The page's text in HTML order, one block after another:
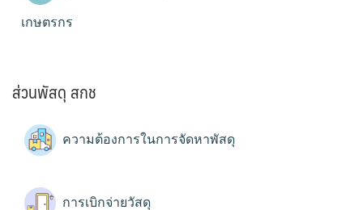
เกษตรกร
ส่วนพัสดุ สกช
ความต้องการในการจัดหาพัสดุ
การเบิกจ่ายวัสดุ